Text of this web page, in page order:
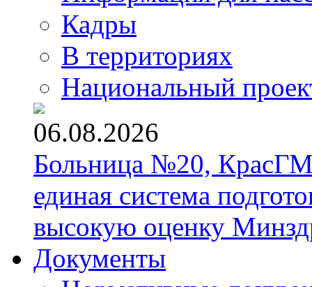
Кадры
В территориях
Национальный
06.08.2026
Больница №20,
единая система
высокую оценку
Документы